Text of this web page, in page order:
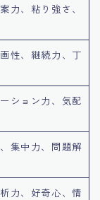
力、粘り強さ、
性、継続力、丁
ション力、気配
集中力、問題解
力、好奇心、情